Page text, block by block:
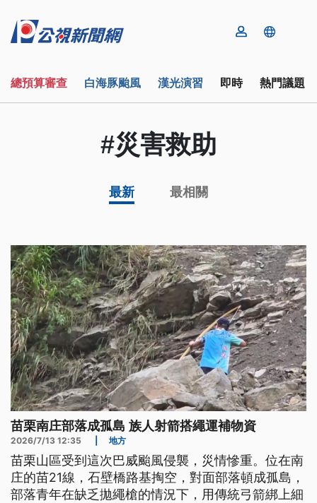
總預算審查 白海豚颱風 漢光演習 即時 熱門議題
#災害救助
最新 最相關
苗栗南庄部落成孤島 族人射箭搭繩運補物資
2026/7/13 12:35 地方
苗栗山區受到這次巴威颱風侵襲，災情慘重。位在南
庄的苗21線，石壁橋路基掏空，對面部落頓成孤島，
部落青年在缺乏拋繩槍的情況下，用傳統弓箭綁上細